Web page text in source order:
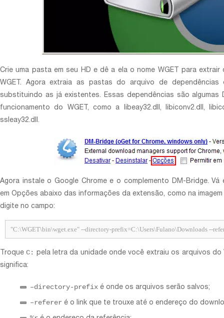
Crie uma pasta em seu HD e dê a ela o nome WGET para
WGET. Agora extraia as pastas do arquivo de
substituindo as já existentes. Essas dependências são algumas
funcionamento do WGET, como a libeay32.dll, libiconv2.dll,
ssleay32.dll.
Agora instale o Google Chrome e o complemento DM-Bridge. Vá
em Opções abaixo das informações da extensão, como na
digite no campo:
"C:\WGET\bin\wget.exe" --directory-prefix=C:\Users\Fulano\Downloads --
TroqueC:
pela letra da unidade onde você extraiu os arquivos do
significa:
–directory-prefix é onde os arquivos serão salvos;
–referer é o link que te trouxe até o endereço do